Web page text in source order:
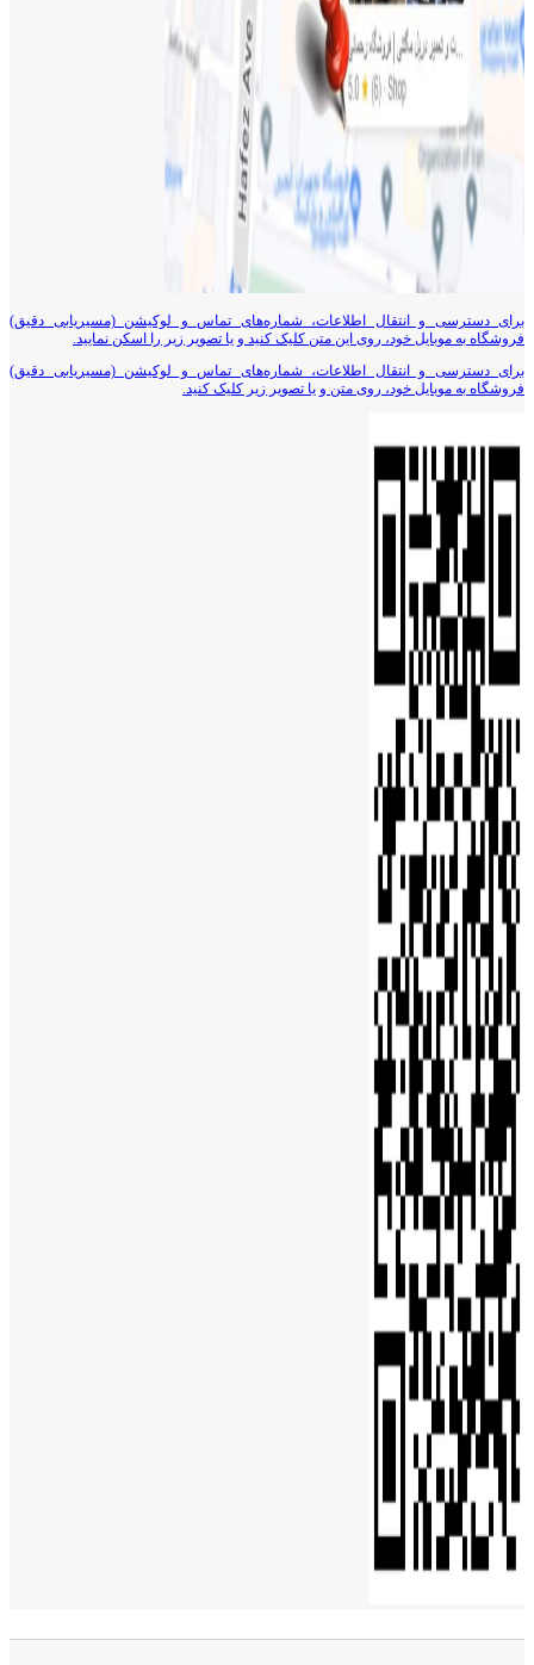
برای دسترسی و انتقال اطلاعات، شماره‌های تماس و لوکیشن (مسیریابی دقیق)
فروشگاه به موبایل خود، روی این متن کلیک کنید و یا تصویر زیر را اسکن نمایید.
برای دسترسی و انتقال اطلاعات، شماره‌های تماس و لوکیشن (مسیریابی دقیق)
فروشگاه به موبایل خود، روی متن و یا تصویر زیر کلیک کنید.